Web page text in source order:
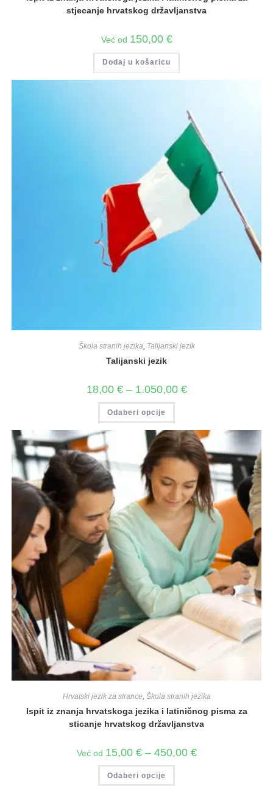
stjecanje hrvatskog državljanstva
Već od 150,00 €
Dodaj u košaricu
Škola stranih jezika, Talijanski jezik
Talijanski jezik
18,00 € – 1.050,00 €
Odaberi opcije
Hrvatski jezik za strance, Škola stranih jezika
Ispit iz znanja hrvatskoga jezika i latiničnog pisma za
sticanje hrvatskog državljanstva
Već od 15,00 € – 450,00 €
Odaberi opcije